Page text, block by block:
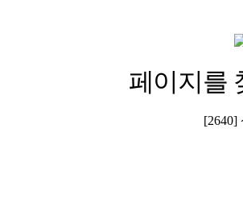
페이지를
[2640]